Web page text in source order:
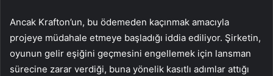
Ancak Krafton’un, bu ödemeden kaçınmak amacıyla
projeye müdahale etmeye başladığı iddia ediliyor. Şirketin,
oyunun gelir eşiğini geçmesini engellemek için lansman
sürecine zarar verdiği, buna yönelik kasıtlı adımlar attığı